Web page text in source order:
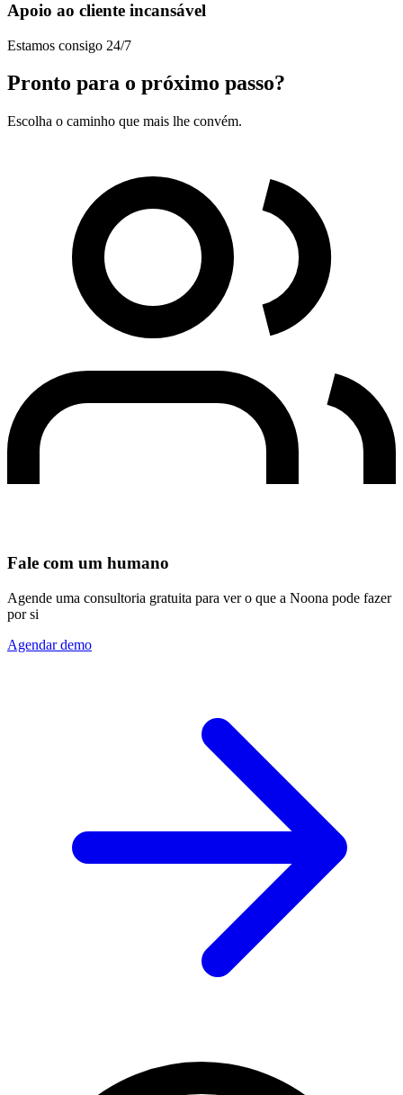
Apoio ao cliente incansável
Estamos consigo 24/7
Pronto para o próximo passo?
Escolha o caminho que mais lhe convém.
Fale com um humano
Agende uma consultoria gratuita para ver o que a Noona pode fazer
por si
Agendar demo